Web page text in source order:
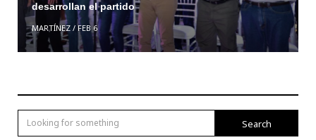
desarrollan el partido
MARTÍNEZ/ FEB 6
Search